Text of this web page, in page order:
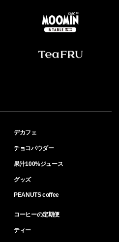
デカフェ
チョコパウダー
果汁100%ジュース
グッズ
PEANUTS coffee
コーヒーの定期便
ティー